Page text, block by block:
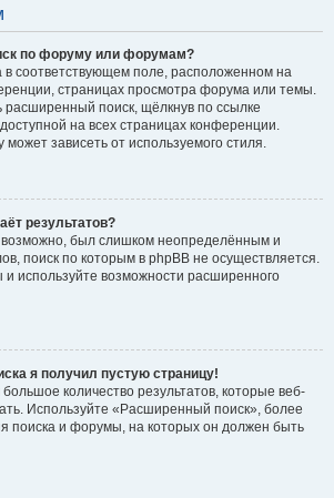
по форуму или форумам?
в соответствующем поле, расположенном на
страницах просмотра форума или темы.
поиск, щёлкнув по ссылке
на всех страницах конференции.
может зависеть от используемого стиля.
результатов?
был слишком неопределённым и
поиск по которым в phpBB не осуществляется.
и используйте возможности расширенного
я получил пустую страницу!
количество результатов, которые веб-
Используйте «Расширенный поиск», более
поиска и форумы, на которых он должен быть